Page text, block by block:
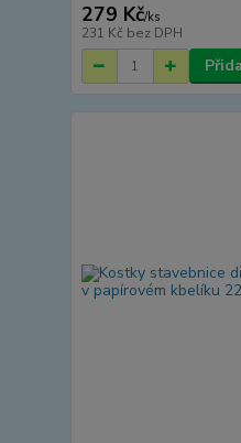
279 Kč/ks
231 Kč bez DPH